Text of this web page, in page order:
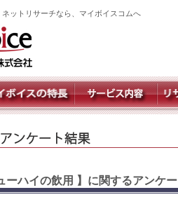
ットリサーチなら、マイボイスコムへ
ーハイの飲用 】に関するアンケ